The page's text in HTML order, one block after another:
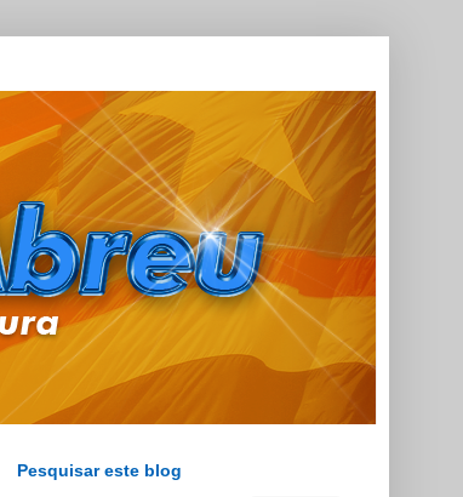
Pesquisar este blog